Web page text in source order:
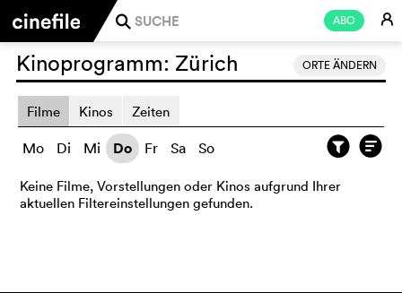
ABO E
j
ORTE ÄNDERN
Kinoprogramm: Zürich
Filme Kinos Zeiten
Mo Di Mi Do Fr Sa So
Keine Filme, Vorstellungen oder Kinos aufgrund Ihrer
aktuellen Filtereinstellungen gefunden.